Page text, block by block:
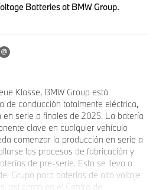
Batteries at BMW Group.
Klasse, BMW Group está
de conducción totalmente eléctrica,
serie a finales de 2025. La batería
clave en cualquier vehículo
comenzar la producción en serie a
los procesos de fabricación y
de pre-serie. Esto se lleva a
Grupo para baterías de alto voltaje
así como en el Centro de